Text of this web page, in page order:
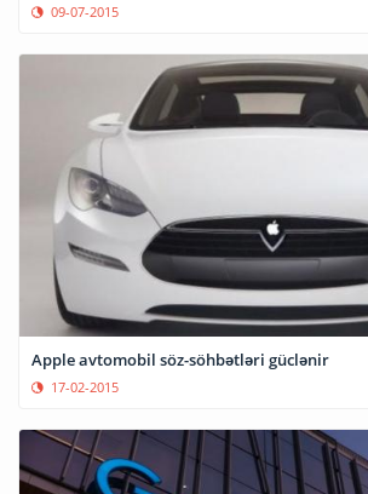
09-07-2015
Apple avtomobil söz-söhbətləri güclənir
17-02-2015